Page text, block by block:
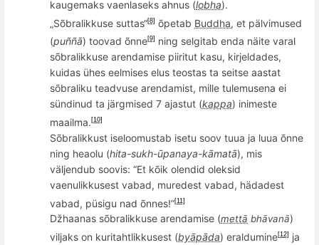
kaugemaks vaenlaseks ahnus (lobha).
„Sõbralikkuse suttas“[8] õpetab Buddha, et pälvimused
(puññā) toovad õnne[9]
ning selgitab enda näite varal
sõbralikkuse arendamise piiritut kasu, kirjeldades,
kuidas ühes eelmises elus teostas ta seitse aastat
sõbraliku teadvuse arendamist, mille tulemusena ei
sündinud ta järgmised 7 ajastut (kappa) inimeste
maailma. [10]
Sõbralikkust iseloomustab isetu soov tuua ja luua õnne
ning heaolu (hita-sukh-ūpanaya-kāmatā), mis
väljendub soovis: “Et kõik olendid oleksid
vaenulikkusest vabad, muredest vabad, hädadest
vabad, püsigu nad õnnes!”[11]
Džhaanas sõbralikkuse arendamise (mettā bhāvanā)
viljaks on kuritahtlikkusest (byāpāda) eraldumine[12]
ja